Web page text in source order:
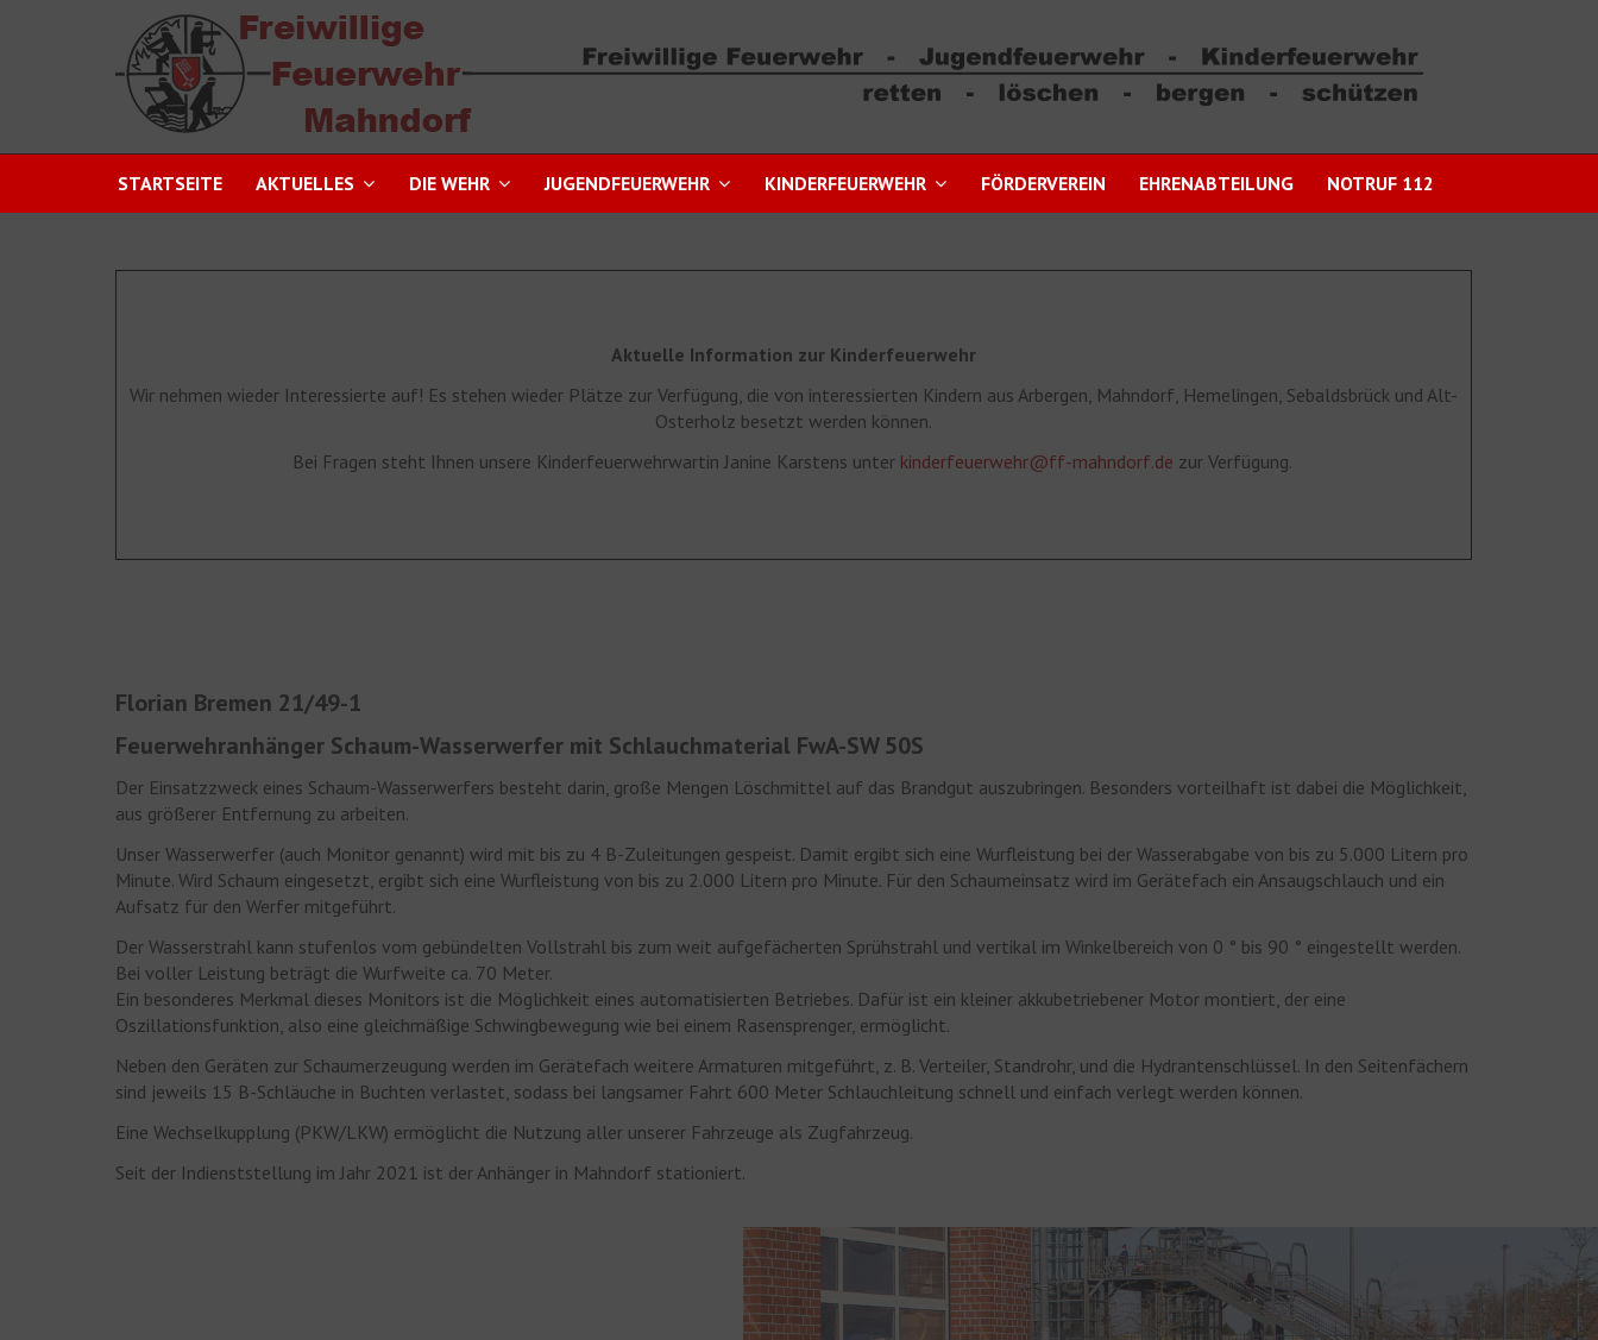
STARTSEITE AKTUELLES DIE WEHR JUGENDFEUERWEHR KINDERFEUERWEHR FÖRDERVEREIN EHRENABTEILUNG NOTRUF 112
Aktuelle Information zur Kinderfeuerwehr
Wir nehmen wieder Interessierte auf! Es stehen wieder Plätze zur Verfügung, die von interessierten Kindern aus Arbergen, Mahndorf, Hemelingen, Sebaldsbrück und Alt-
Osterholz besetzt werden können.
Bei Fragen steht Ihnen unsere Kinderfeuerwehrwartin Janine Karstens unter kinderfeuerwehr@ff-mahndorf.de zur Verfügung.
Florian Bremen 21/49-1
Feuerwehranhänger Schaum-Wasserwerfer mit Schlauchmaterial FwA-SW 50S
Der Einsatzzweck eines Schaum-Wasserwerfers besteht darin, große Mengen Löschmittel auf das Brandgut auszubringen. Besonders vorteilhaft ist dabei die Möglichkeit,
aus größerer Entfernung zu arbeiten.
Unser Wasserwerfer (auch Monitor genannt) wird mit bis zu 4 B-Zuleitungen gespeist. Damit ergibt sich eine Wurfleistung bei der Wasserabgabe von bis zu 5.000 Litern pro
Minute. Wird Schaum eingesetzt, ergibt sich eine Wurfleistung von bis zu 2.000 Litern pro Minute. Für den Schaumeinsatz wird im Gerätefach ein Ansaugschlauch und ein
Aufsatz für den Werfer mitgeführt.
Der Wasserstrahl kann stufenlos vom gebündelten Vollstrahl bis zum weit aufgefächerten Sprühstrahl und vertikal im Winkelbereich von 0 ° bis 90 ° eingestellt werden.
Bei voller Leistung beträgt die Wurfweite ca. 70 Meter.
Ein besonderes Merkmal dieses Monitors ist die Möglichkeit eines automatisierten Betriebes. Dafür ist ein kleiner akkubetriebener Motor montiert, der eine
Oszillationsfunktion, also eine gleichmäßige Schwingbewegung wie bei einem Rasensprenger, ermöglicht.
Neben den Geräten zur Schaumerzeugung werden im Gerätefach weitere Armaturen mitgeführt, z. B. Verteiler, Standrohr, und die Hydrantenschlüssel. In den Seitenfächern
sind jeweils 15 B-Schläuche in Buchten verlastet, sodass bei langsamer Fahrt 600 Meter Schlauchleitung schnell und einfach verlegt werden können.
Eine Wechselkupplung (PKW/LKW) ermöglicht die Nutzung aller unserer Fahrzeuge als Zugfahrzeug.
Seit der Indienststellung im Jahr 2021 ist der Anhänger in Mahndorf stationiert.